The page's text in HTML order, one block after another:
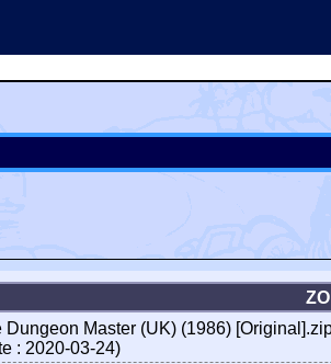
Dungeon Master (UK) (1986)
: 2020-03-24)